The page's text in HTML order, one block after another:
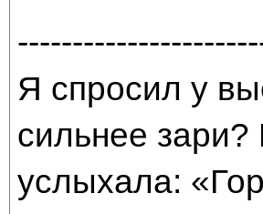
Я спросил у
сильнее
услыхала: